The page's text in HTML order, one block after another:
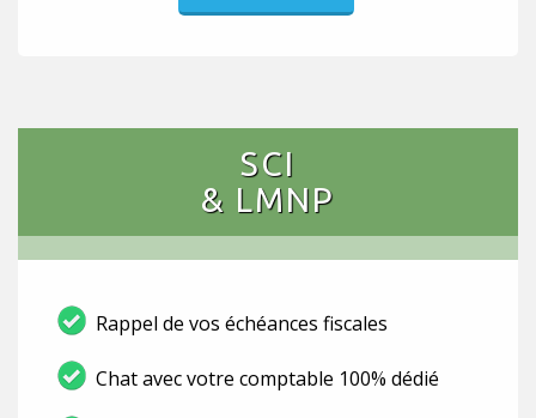
SCI
& LMNP
Rappel de vos échéances fiscales
Chat avec votre comptable 100% dédié